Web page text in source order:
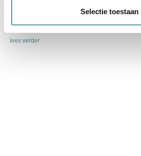
Selectie toestaan
Als ouder ga je door één van de
leven als je je kind verliest. Wij zijn erg
lees verder